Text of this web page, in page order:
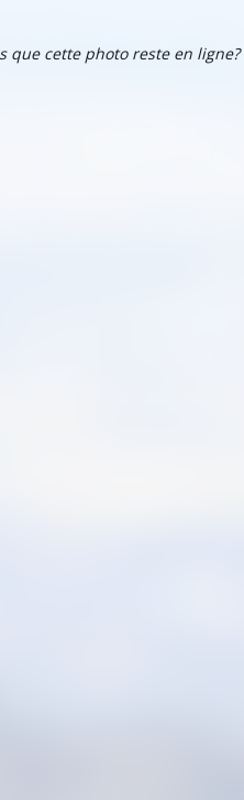
que cette photo reste en ligne?